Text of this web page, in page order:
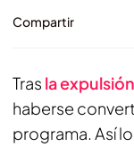
Compartir
Tras la
haberse
programa. Así